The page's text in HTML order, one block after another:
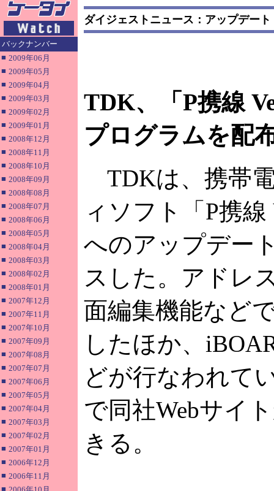
バックナンバー
■ 2009年06月
■ 2009年05月
■ 2009年04月
■ 2009年03月
■ 2009年02月
■ 2009年01月
■ 2008年12月
■ 2008年11月
■ 2008年10月
■ 2008年09月
■ 2008年08月
■ 2008年07月
■ 2008年06月
■ 2008年05月
■ 2008年04月
■ 2008年03月
■ 2008年02月
■ 2008年01月
■ 2007年12月
■ 2007年11月
■ 2007年10月
■ 2007年09月
■ 2007年08月
■ 2007年07月
■ 2007年06月
■ 2007年05月
■ 2007年04月
■ 2007年03月
■ 2007年02月
■ 2007年01月
■ 2006年12月
■ 2006年11月
■
ダイジェストニュース：アップデート
TDK、「P携線
プログラムを配
TDKは、携帯
ィソフト「P携線
へのアップデー
スした。アドレ
面編集機能など
したほか、
どが行なわれて
で同社Webサイ
きる。